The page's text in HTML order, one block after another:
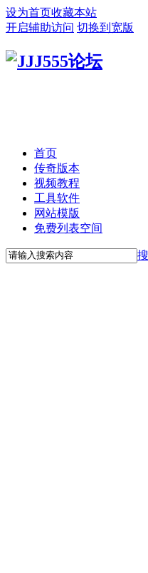
设为首页收藏本站
开启辅助访问 切换到宽版
首页
传奇版本
视频教程
工具软件
网站模版
免费列表空间